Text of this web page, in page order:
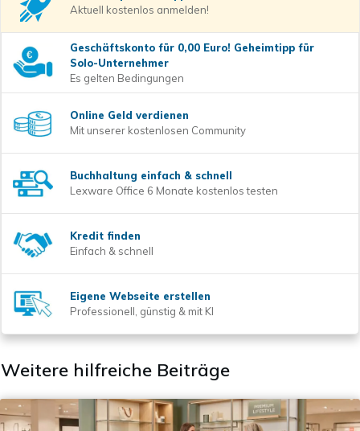
Aktuell kostenlos anmelden!
Geschäftskonto für 0,00 Euro! Geheimtipp für
Solo-Unternehmer
Es gelten Bedingungen
Online Geld verdienen
Mit unserer kostenlosen Community
Buchhaltung einfach & schnell
Lexware Office 6 Monate kostenlos testen
Kredit finden
Einfach & schnell
Eigene Webseite erstellen
Professionell, günstig & mit KI
Weitere hilfreiche Beiträge